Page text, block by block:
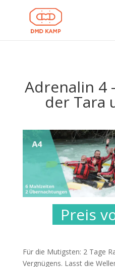
Adrenalin 4
der Tara
Preis
Für die Mutigsten: 2 Tage
Vergnügens. Lasst die